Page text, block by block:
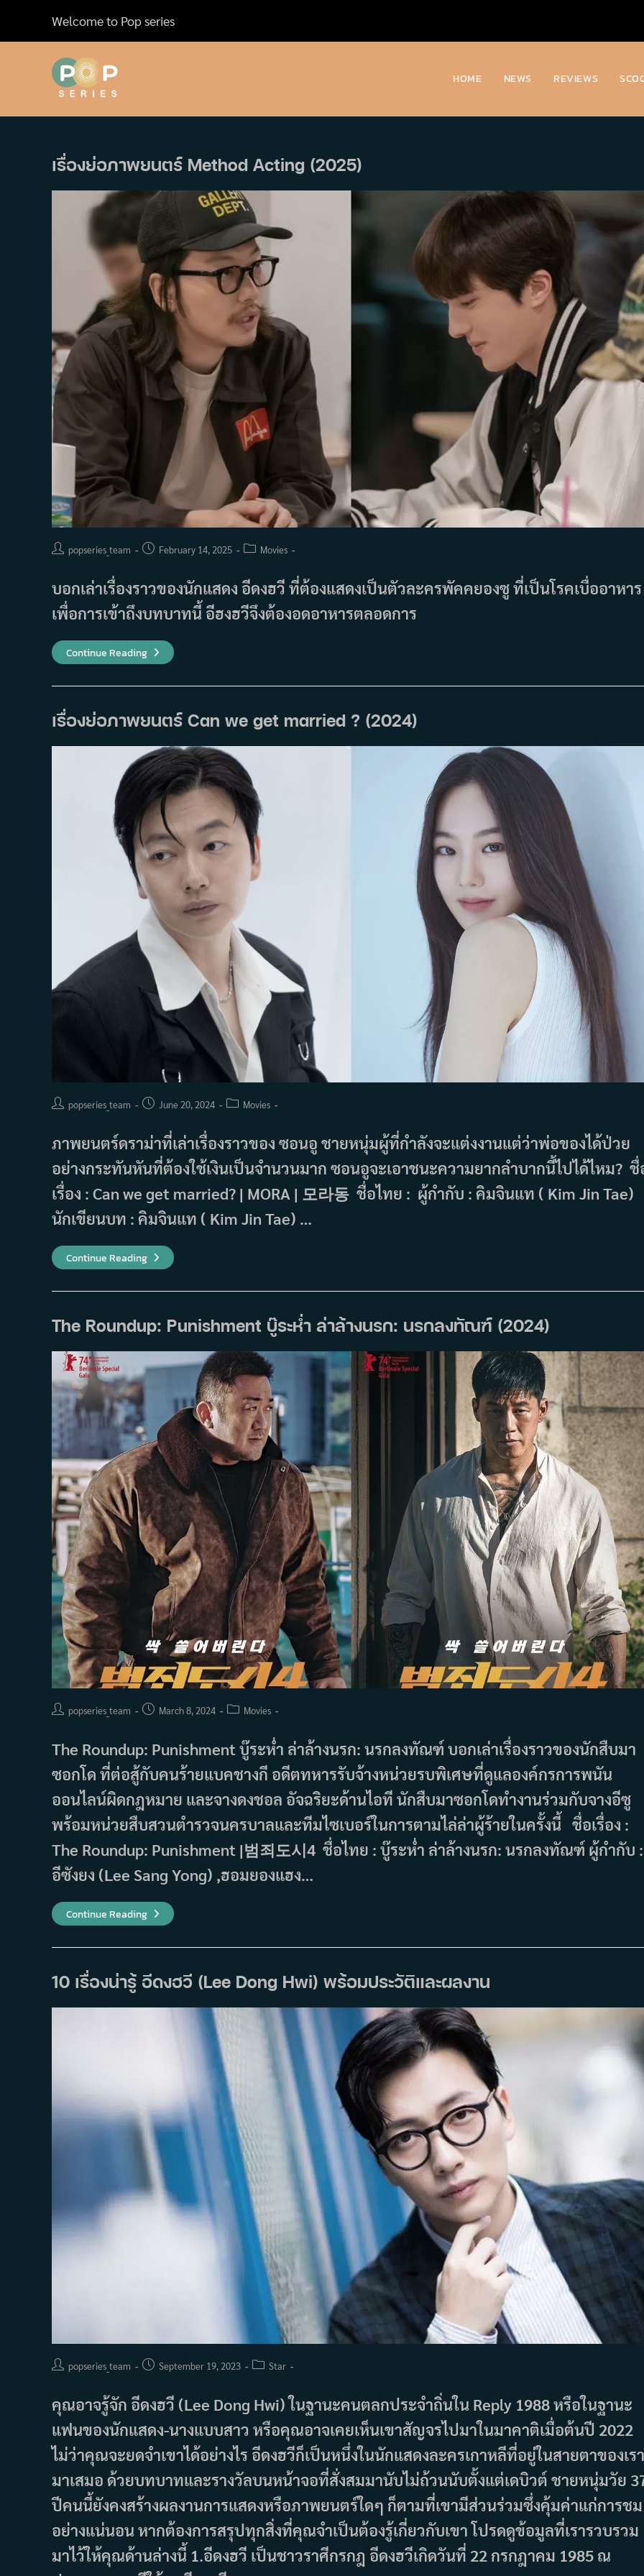
content
Welcome to Pop series
HOME NEWS REVIEWS
เรื่องย่อภาพยนตร์ Method Acting (2025)
Postpopseries_team
PostFebruary 14, 2025
PostMovies
บอกเล่าเรื่องราวของนักแสดง อีดงฮวี ที่ต้องแสดงเป็นตัวละครพัคคยองซู ที่เป็นโรคเบื่ออาหาร
เพื่อการเข้าถึงบทบาทนี้ อีฮงฮวีจึงต้องอดอาหารตลอดการ
Continue Readingเรื่อง
ย่อ
Acting
เรื่องย่อภาพยนตร์ Can we get married ? (2024)
Postpopseries_team
Post June 20, 2024
PostMovies
ภาพยนตร์ดราม่าที่เล่าเรื่องราวของ ซอนอู ชายหนุ่มผู้ที่กำลังจะแต่งงานแต่ว่าพ่อของได้ป่วย
อย่างกระทันหันที่ต้องใช้เงินเป็นจำนวนมาก ซอนอูจะเอาชนะความยากลำบากนี้ไปได้ไหม? ชื่
เรื่อง : Can we get married? | MORA | 모라동 ชื่อไทย : ผู้กำกับ : คิมจินแท ( Kim Jin Tae)
นักเขียนบท : คิมจินแท ( Kim Jin Tae) …
Continue Readingเรื่อง
ย่อ
Married
?
(2024)
The Roundup: Punishment บู๊ระห่ำ ล่าล้างนรก: นรกลงทัณฑ์ (2024)
Postpopseries_team
PostMarch 8, 2024
PostMovies
The Roundup: Punishment บู๊ระห่ำ ล่าล้างนรก: นรกลงทัณฑ์ บอกเล่าเรื่องราวของนักสืบมา
ซอกโด ที่ต่อสู้กับคนร้ายแบคชางกี อดีตทหารรับจ้างหน่วยรบพิเศษที่ดูแลองค์กรการพนัน
ออนไลน์ผิดกฎหมาย และจางดงชอล อัจฉริยะด้านไอที นักสืบมาซอกโดทำงานร่วมกับจางอีซู
พร้อมหน่วยสืบสวนตำรวจนครบาลและทีมไซเบอร์ในการตามไล่ล่าผู้ร้ายในครั้งนี้ ชื่อเรื่อง :
The Roundup: Punishment |범죄도시4 ชื่อไทย : บู๊ระห่ำ ล่าล้างนรก: นรกลงทัณฑ์ ผู้กำกับ :
อีซังยง (Lee Sang Yong) ,ฮอมยองแฮง…
Continue ReadingThe
Roundup:
ระห่ำ
ล้าง
นรก:
นรก
10 เรื่องน่ารู้ อีดงฮวี (Lee Dong Hwi) พร้อมประวัติและผลงาน
Postpopseries_team
PostSeptember 19, 2023
PostStar
คุณอาจรู้จัก อีดงฮวี (Lee Dong Hwi) ในฐานะคนตลกประจำถิ่นใน Reply 1988 หรือในฐานะ
แฟนของนักแสดง-นางแบบสาว หรือคุณอาจเคยเห็นเขาสัญจรไปมาในมาคาติเมื่อต้นปี 2022
ไม่ว่าคุณจะยดจำเขาได้อย่างไร อีดงฮวีก็เป็นหนึ่งในนักแสดงละครเกาหลีที่อยู่ในสายตาของเรา
มาเสมอ ด้วยบทบาทและรางวัลบนหน้าจอที่สั่งสมมานับไม่ถ้วนนับตั้งแต่เดบิวต์ ชายหนุ่มวัย
ปีคนนี้ยังคงสร้างผลงานการแสดงหรือภาพยนตร์ใดๆ ก็ตามที่เขามีส่วนร่วมซึ่งคุ้มค่าแก่การชม
อย่างแน่นอน หากต้องการสรุปทุกสิ่งที่คุณจำเป็นต้องรู้เกี่ยวกับเขา โปรดดูข้อมูลที่เรารวบรวม
มาไว้ให้คุณด้านล่างนี้ 1.อีดงฮวี เป็นชาวราศีกรกฎ อีดงฮวีเกิดวันที่ 22 กรกฎาคม 1985 ณ